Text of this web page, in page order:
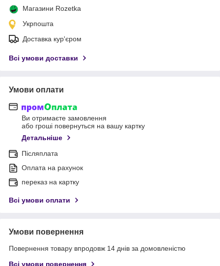
Магазини Rozetka
Укрпошта
Доставка кур'єром
Всі умови доставки
Умови оплати
Ви отримаєте замовлення
або гроші повернуться на вашу картку
Детальніше
Післяплата
Оплата на рахунок
переказ на картку
Всі умови оплати
Умови повернення
Повернення товару впродовж 14 днів за домовленістю
Всі умови повернення